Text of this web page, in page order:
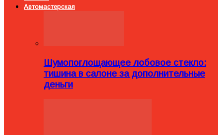
Автомастерская
Шумопоглощающее лобовое стекло:
тишина в салоне за дополнительные
деньги